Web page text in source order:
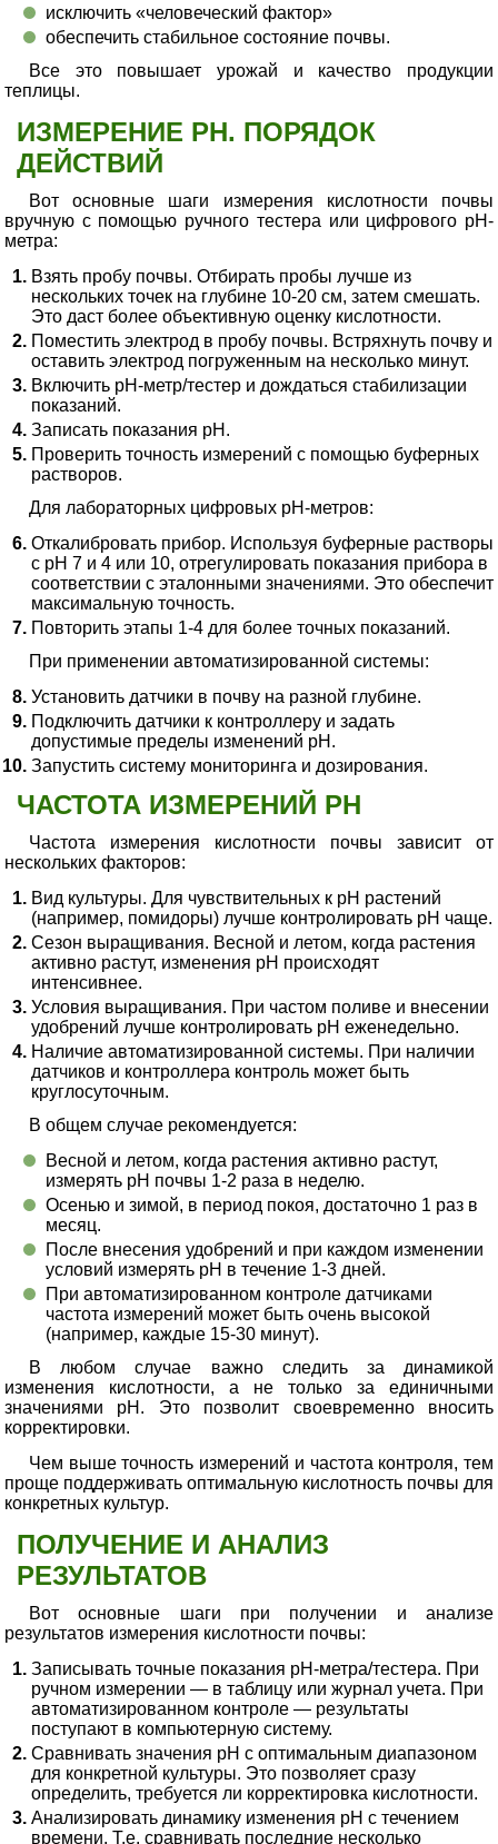
исключить «человеческий фактор»
обеспечить стабильное состояние почвы.
Все это повышает урожай и качество продукции
теплицы.
ИЗМЕРЕНИЕ PH. ПОРЯДОК
ДЕЙСТВИЙ
Вот основные шаги измерения кислотности почвы
вручную с помощью ручного тестера или цифрового pH-
метра:
Взять пробу почвы. Отбирать пробы лучше из
нескольких точек на глубине 10-20 см, затем смешать.
Это даст более объективную оценку кислотности.
Поместить электрод в пробу почвы. Встряхнуть почву и
оставить электрод погруженным на несколько минут.
Включить pH-метр/тестер и дождаться стабилизации
показаний.
Записать показания pH.
Проверить точность измерений с помощью буферных
растворов.
Для лабораторных цифровых pH-метров:
Откалибровать прибор. Используя буферные растворы
с pH 7 и 4 или 10, отрегулировать показания прибора в
соответствии с эталонными значениями. Это обеспечит
максимальную точность.
Повторить этапы 1-4 для более точных показаний.
При применении автоматизированной системы:
Установить датчики в почву на разной глубине.
Подключить датчики к контроллеру и задать
допустимые пределы изменений pH.
Запустить систему мониторинга и дозирования.
ЧАСТОТА ИЗМЕРЕНИЙ PH
Частота измерения кислотности почвы зависит от
нескольких факторов:
Вид культуры. Для чувствительных к pH растений
(например, помидоры) лучше контролировать pH чаще.
Сезон выращивания. Весной и летом, когда растения
активно растут, изменения pH происходят
интенсивнее.
Условия выращивания. При частом поливе и внесении
удобрений лучше контролировать pH еженедельно.
Наличие автоматизированной системы. При наличии
датчиков и контроллера контроль может быть
круглосуточным.
В общем случае рекомендуется:
Весной и летом, когда растения активно растут,
измерять pH почвы 1-2 раза в неделю.
Осенью и зимой, в период покоя, достаточно 1 раз в
месяц.
После внесения удобрений и при каждом изменении
условий измерять pH в течение 1-3 дней.
При автоматизированном контроле датчиками
частота измерений может быть очень высокой
(например, каждые 15-30 минут).
В любом случае важно следить за динамикой
изменения кислотности, а не только за единичными
значениями pH. Это позволит своевременно вносить
корректировки.
Чем выше точность измерений и частота контроля, тем
проще поддерживать оптимальную кислотность почвы для
конкретных культур.
ПОЛУЧЕНИЕ И АНАЛИЗ
РЕЗУЛЬТАТОВ
Вот основные шаги при получении и анализе
результатов измерения кислотности почвы:
Записывать точные показания pH-метра/тестера. При
ручном измерении — в таблицу или журнал учета. При
автоматизированном контроле — результаты
поступают в компьютерную систему.
Сравнивать значения pH с оптимальным диапазоном
для конкретной культуры. Это позволяет сразу
определить, требуется ли корректировка кислотности.
Анализировать динамику изменения pH с течением
времени. Т.е. сравнивать последние несколько